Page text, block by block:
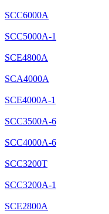
SCC6000A
SCC5000A-1
SCE4800A
SCA4000A
SCE4000A-1
SCC3500A-6
SCC4000A-6
SCC3200T
SCC3200A-1
SCE2800A